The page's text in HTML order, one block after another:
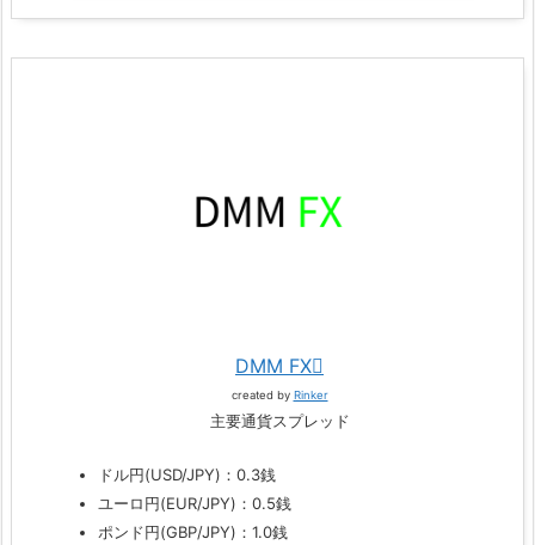
DMM FX
created by Rinker
主要通貨スプレッド
ドル円(USD/JPY)：0.3銭
ユーロ円(EUR/JPY)：0.5銭
ポンド円(GBP/JPY)：1.0銭